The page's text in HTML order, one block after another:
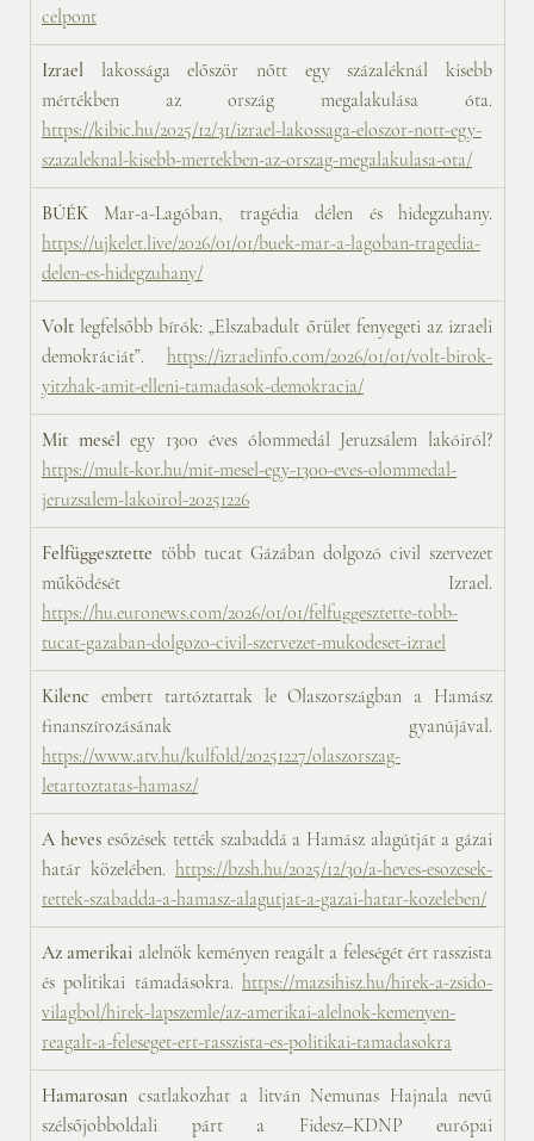
celpont
Izrael lakossága először nőtt egy százaléknál kisebb
https://kibic.hu/2025/12/31/izrael-lakossaga-eloszor-nott-egy-
szazaleknal-kisebb-mertekben-az-orszag-megalakulasa-ota/
BÚÉK
https://ujkelet.live/2026/01/01/buek-mar-a-lagoban-tragedia-
delen-es-hidegzuhany/
Volt legfelsőbb bírók: „Elszabadult őrület fenyegeti az izraeli
demokráciát”. https://izraelinfo.com/2026/01/01/volt-birok-
yitzhak-amit-elleni-tamadasok-demokracia/
Mit mesél
https://mult-kor.hu/mit-mesel-egy-1300-eves-olommedal-
jeruzsalem-lakoirol-20251226
Felfüggesztette több tucat Gázában dolgozó civil szervezet
https://hu.euronews.com/2026/01/01/felfuggesztette-tobb-
tucat-gazaban-dolgozo-civil-szervezet-mukodeset-izrael
Kilenc embert tartóztattak le Olaszországban a Hamász
https://www.atv.hu/kulfold/20251227/olaszorszag-
letartoztatas-hamasz/
A heves esőzések tették szabaddá a Hamász alagútját a gázai
határ közelében. https://bzsh.hu/2025/12/30/a-heves-esozesek-
tettek-szabadda-a-hamasz-alagutjat-a-gazai-hatar-kozeleben/
Az amerikai alelnök keményen reagált a feleségét ért rasszista
és politikai támadásokra. https://mazsihisz.hu/hirek-a-zsido-
vilagbol/hirek-lapszemle/az-amerikai-alelnok-kemenyen-
reagalt-a-feleseget-ert-rasszista-es-politikai-tamadasokra
Hamarosan csatlakozhat a litván Nemunas Hajnala nevű
szélsőjobboldali párt a Fidesz–KDNP európai